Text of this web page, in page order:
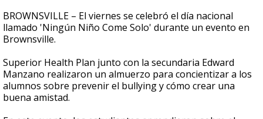
seconds
of
2
minutes,
seconds
BROWNSVILLE – El viernes se celebró el día nacional
llamado 'Ningún Niño Come Solo' durante un evento en
Brownsville.
Superior Health Plan junto con la secundaria Edward
Manzano realizaron un almuerzo para concientizar a los
alumnos sobre prevenir el bullying y cómo crear una
buena amistad.